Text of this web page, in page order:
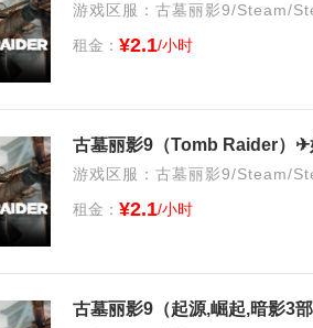
游戏区服：古墓丽影9/Steam/
租金： ¥2.1/小时
古墓丽影9（Tomb Raider）
游戏区服：古墓丽影9/Steam/
租金： ¥2.1/小时